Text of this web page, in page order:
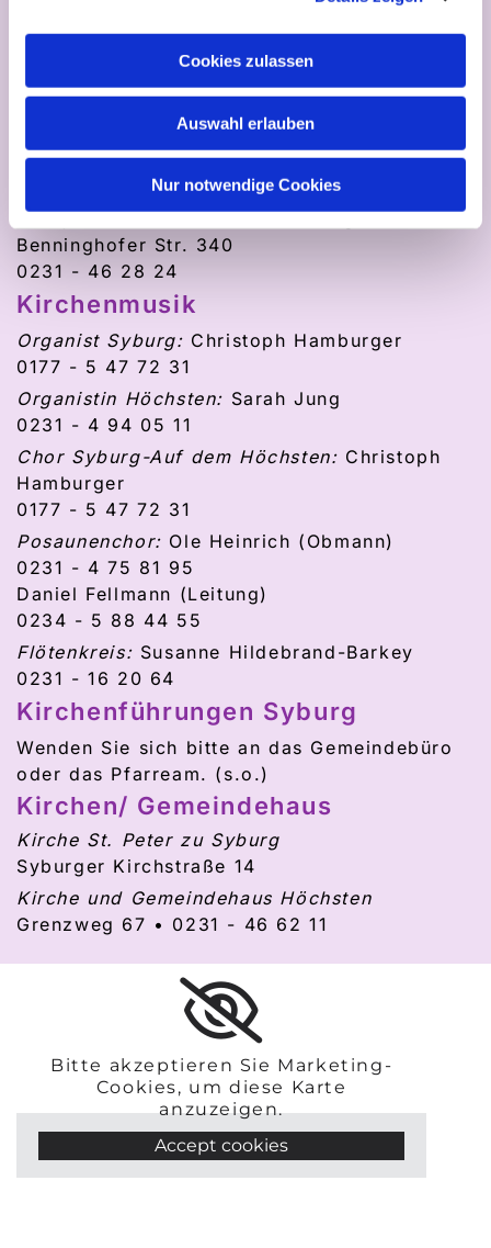
Cookies zulassen
Auswahl erlauben
Nur notwendige Cookies
Ole Heinrich • 0231 - 4 75 81 95
Gemeindebeirat
Martin Spindler • 0174 3 30 56 33
Kindergarten
Svenja Pekowski-Schäfer (Leitung)
Benninghofer Str. 340
0231 - 46 28 24
Kirchenmusik
Organist Syburg: Christoph Hamburger
0177 - 5 47 72 31
Organistin Höchsten: Sarah Jung
0231 - 4 94 05 11
Chor Syburg-Auf dem Höchsten: Christoph
Hamburger
0177 - 5 47 72 31
Posaunenchor: Ole Heinrich (Obmann)
0231 - 4 75 81 95
Daniel Fellmann (Leitung)
0234 - 5 88 44 55
Flötenkreis: Susanne Hildebrand-Barkey
0231 - 16 20 64
Kirchenführungen Syburg
Wenden Sie sich bitte an das Gemeindebüro
oder das Pfarream. (s.o.)
Kirchen/ Gemeindehaus
Kirche St. Peter zu Syburg
Syburger Kirchstraße 14
Kirche und Gemeindehaus Höchsten
Grenzweg 67 • 0231 - 46 62 11
Bitte akzeptieren Sie Marketing-
Cookies, um diese Karte
anzuzeigen.
Accept cookies